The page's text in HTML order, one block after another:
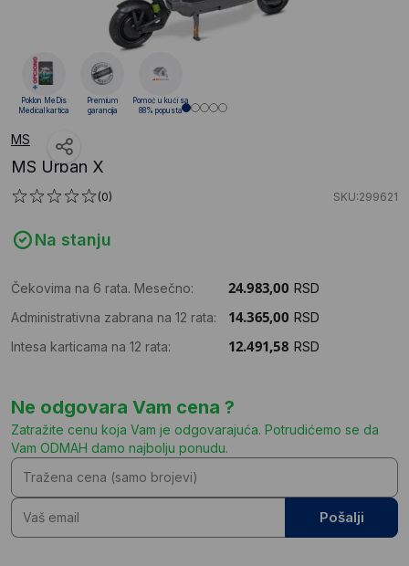
MS
MS Urban X
(0) SKU:299621
Na stanju
Čekovima na 6 rata. Mesečno:
RSD
Administrativna zabrana na 12 rata:
RSD
Intesa karticama na 12 rata:
RSD
Ne odgovara Vam cena ?
Zatražite cenu koja Vam je odgovarajuća. Potrudićemo se da
Vam ODMAH damo najbolju ponudu.
Pošalji
Poklon MeDis
Medical kartica
Premium
garancija
Pomoć u kući sa
88% popusta